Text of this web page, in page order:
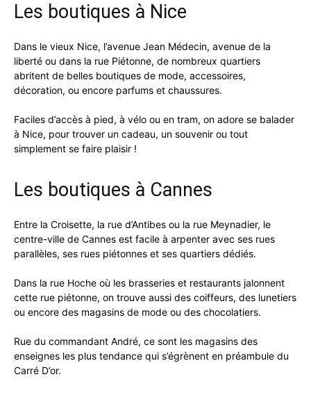
Les boutiques à Nice
Dans le vieux Nice, l’avenue Jean Médecin, avenue de la
liberté ou dans la rue Piétonne, de nombreux quartiers
abritent de belles boutiques de mode, accessoires,
décoration, ou encore parfums et chaussures.
Faciles d’accès à pied, à vélo ou en tram, on adore se balader
à Nice, pour trouver un cadeau, un souvenir ou tout
simplement se faire plaisir !
Les boutiques à Cannes
Entre la Croisette, la rue d’Antibes ou la rue Meynadier, le
centre-ville de Cannes est facile à arpenter avec ses rues
parallèles, ses rues piétonnes et ses quartiers dédiés.
Dans la rue Hoche où les brasseries et restaurants jalonnent
cette rue piétonne, on trouve aussi des coiffeurs, des lunetiers
ou encore des magasins de mode ou des chocolatiers.
Rue du commandant André, ce sont les magasins des
enseignes les plus tendance qui s’égrènent en préambule du
Carré D’or.